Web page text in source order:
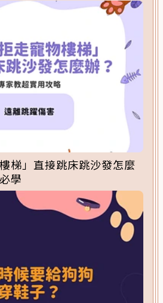
梯」直接跳床跳沙發怎麼
學